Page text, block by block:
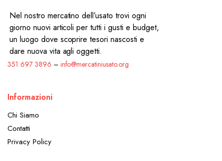
Nel nostro mercatino dell’usato trovi ogni
giorno nuovi articoli per tutti i gusti e budget,
un luogo dove scoprire tesori nascosti e
dare nuova vita agli oggetti.
351 697 3896 – info@mercatiniusato.org
Informazioni
Chi Siamo
Contatti
Privacy Policy